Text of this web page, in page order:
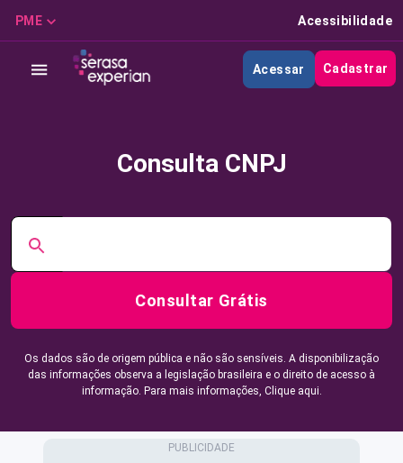
PME Acessibilidade
Acessar Cadastrar
Consulta CNPJ
Consultar Grátis
Os dados são de origem pública e não são sensíveis. A disponibilização
das informações observa a legislação brasileira e o direito de acesso à
informação. Para mais informações, Clique aqui.